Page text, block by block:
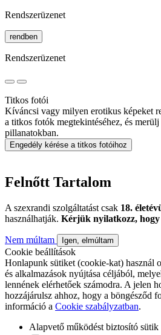
Rendszerüzenet
rendben
Rendszerüzenet
Titkos fotói
Kíváncsi vagy milyen erotikus képeket
a titkos fotók megtekintéséhez, és
pillanatokban.
Engedély kérése a titkos fotóihoz
Felnőtt Tartalom
A szexrandi szolgáltatást csak 18.
használhatják. Kérjük nyilatkozz, hogy
Nem múltam Igen, elmúltam
Cookie beállítások
Honlapunk sütiket (cookie-kat) használ
és alkalmazások nyújtása céljából,
lennének elérhetőek számodra. A jelen
hozzájárulsz ahhoz, hogy a böngésződ
információ a Cookie szabályzatban.
Alapvető működést biztosító sütik